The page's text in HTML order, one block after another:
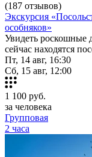
(187 отзывов)
Экскурсия
особняков»
Увидеть роскошные
сейчас находятся
Пт, 14 авг, 16:30
Сб, 15 авг, 12:00
1 100 руб.
за человека
Групповая
2 часа